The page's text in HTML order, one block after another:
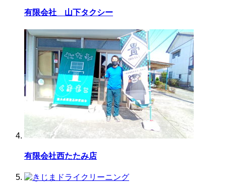
有限会社 山下タクシー
有限会社西たたみ店